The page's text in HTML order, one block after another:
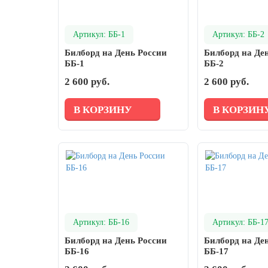
Апрель, Месячник по благоустройству
День геолога (первое воскресенье
Светлая Пасха
18 апреля, Дни исторического и
культурного наследия
Москвы
9 мая, День Победы
Артикул: ББ-1
Билборд на День России
ББ-1
2 600 руб.
В КОРЗИНУ
Артикул: ББ-2
Билборд на
ББ-2
2 600 руб.
В
Артикул: ББ-16
Билборд на День России
ББ-16
Артикул: ББ-17
Билборд на
ББ-17